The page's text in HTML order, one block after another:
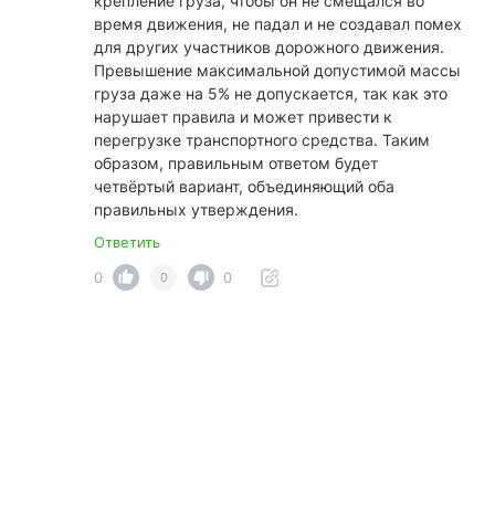
время движения, не падал и не создавал помех
для других участников дорожного движения.
Превышение максимальной допустимой массы
груза даже на 5% не допускается, так как это
нарушает правила и может привести к
перегрузке транспортного средства. Таким
образом, правильным ответом будет
четвёртый вариант, объединяющий оба
правильных утверждения.
Ответить
0
0 0